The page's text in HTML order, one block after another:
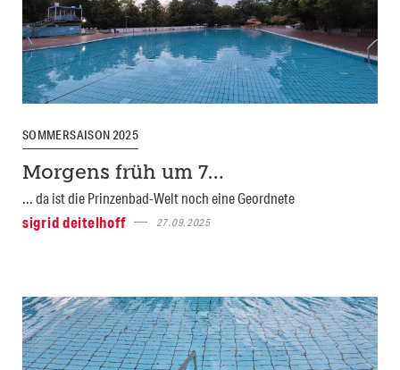
SOMMERSAISON 2025
Morgens früh um 7…
... da ist die Prinzenbad-Welt noch eine Geordnete
sigrid deitelhoff
27.09.2025